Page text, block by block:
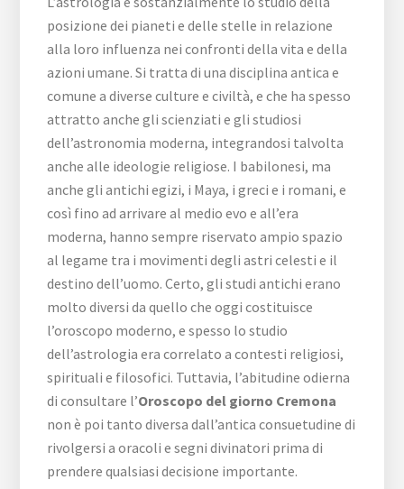
posizione dei pianeti e delle stelle in relazione
alla loro influenza nei confronti della vita e della
azioni umane. Si tratta di una disciplina antica e
comune a diverse culture e civiltà, e che ha spesso
attratto anche gli scienziati e gli studiosi
dell’astronomia moderna, integrandosi talvolta
anche alle ideologie religiose. I babilonesi, ma
anche gli antichi egizi, i Maya, i greci e i romani, e
così fino ad arrivare al medio evo e all’era
moderna, hanno sempre riservato ampio spazio
al legame tra i movimenti degli astri celesti e il
destino dell’uomo. Certo, gli studi antichi erano
molto diversi da quello che oggi costituisce
l’oroscopo moderno, e spesso lo studio
dell’astrologia era correlato a contesti religiosi,
spirituali e filosofici. Tuttavia, l’abitudine odierna
di consultare l’Oroscopo del giorno Cremona
non è poi tanto diversa dall’antica consuetudine di
rivolgersi a oracoli e segni divinatori prima di
prendere qualsiasi decisione importante.